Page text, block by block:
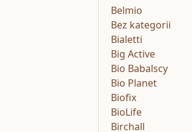
Belmio
Bez kategorii
Bialetti
Big Active
Bio Babalscy
Bio Planet
Biofix
BioLife
Birchall